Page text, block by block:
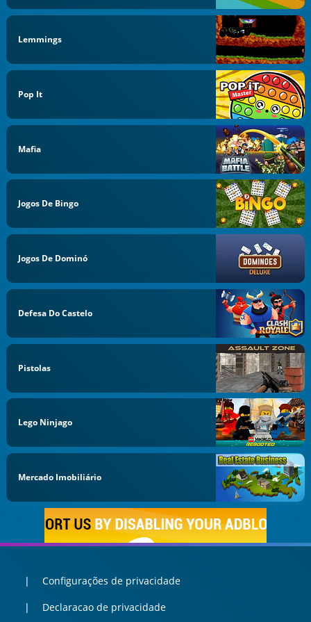
Lemmings
Pop It
Mafia
Jogos De Bingo
Jogos De Dominó
Defesa Do Castelo
Pistolas
Lego Ninjago
Mercado Imobiliário
Configurações de privacidade
Declaracao de privacidade